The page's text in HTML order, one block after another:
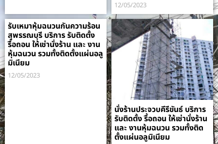
12/05/2023
รับเหมาหุ้มฉนวนกันความร้อน
สุพรรณบุรี บริการ รับติดตั้ง
รื้อถอน ให้เช่านั่งร้าน และ งาน
หุ้มฉนวน รวมทั้งติดตั้งแผ่นอลู
มิเนียม
12/05/2023
นั่งร้านประจวบคีรีขันธ์ บริการ
รับติดตั้ง รื้อถอน ให้เช่านั่งร้าน
และ งานหุ้มฉนวน รวมทั้งติด
ตั้งแผ่นอลูมิเนียม